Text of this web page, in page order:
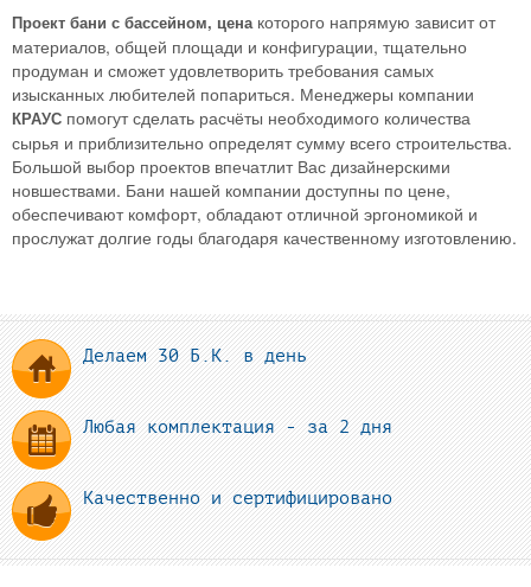
Проект бани с бассейном, цена которого напрямую зависит от
материалов, общей площади и конфигурации, тщательно
продуман и сможет удовлетворить требования самых
изысканных любителей попариться. Менеджеры компании
КРАУС помогут сделать расчёты необходимого количества
сырья и приблизительно определят сумму всего строительства.
Большой выбор проектов впечатлит Вас дизайнерскими
новшествами. Бани нашей компании доступны по цене,
обеспечивают комфорт, обладают отличной эргономикой и
прослужат долгие годы благодаря качественному изготовлению.
Делаем 30 Б.К. в день
Любая комплектация - за 2 дня
Качественно и сертифицировано